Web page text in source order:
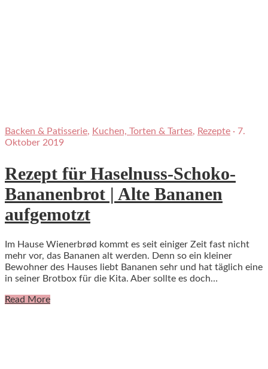
Backen & Patisserie, Kuchen, Torten & Tartes, Rezepte · 7.
Oktober 2019
Rezept für Haselnuss-Schoko-
Bananenbrot | Alte Bananen
aufgemotzt
Im Hause Wienerbrød kommt es seit einiger Zeit fast nicht
mehr vor, das Bananen alt werden. Denn so ein kleiner
Bewohner des Hauses liebt Bananen sehr und hat täglich eine
in seiner Brotbox für die Kita. Aber sollte es doch…
Read More